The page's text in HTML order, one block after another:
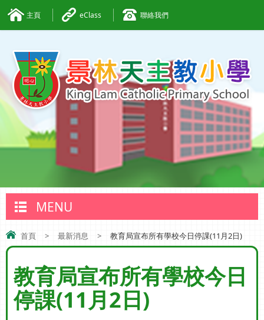
主頁 eClass 聯絡我們
MENU
首頁 > 最新消息 > 教育局宣布所有學校今日停課(11月2日)
教育局宣布所有學校今日
停課(11月2日)